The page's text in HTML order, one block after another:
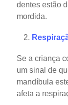
dentes estão
mordida.
Se a criança
um sinal de
mandíbula
afeta a